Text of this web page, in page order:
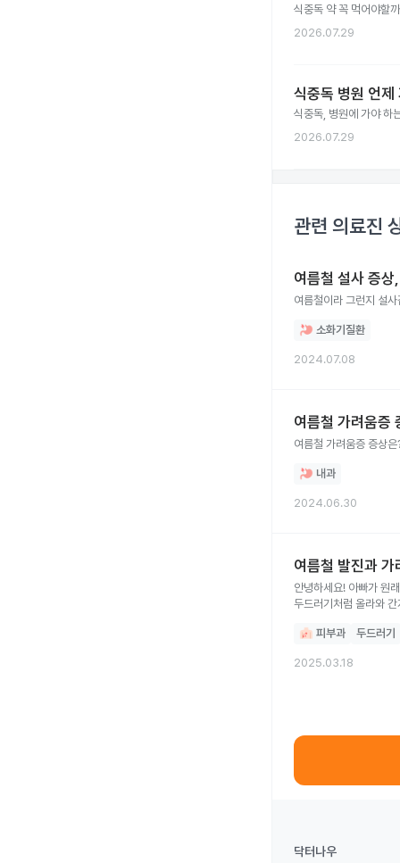
식중독 약 꼭 먹어야할
2026.07.29
식중독 병원 언
식중독, 병원에 가야 하
2026.07.29
관련 의료진
여름철 설사 증
여름철이라 그런지 설
소화기질환
2024.07.08
여름철 가려움증
여름철 가려움증 증상은
내과
2024.06.30
여름철 발진과
안녕하세요! 아빠가 원
두드러기처럼 올라와
정말 심할 경우 허벅지
피부과 두드러기
2025.03.18
닥터나우